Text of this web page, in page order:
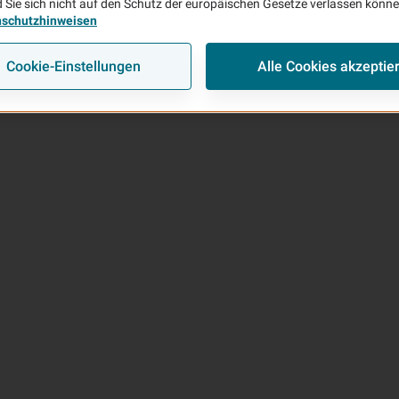
Sie sich nicht auf den Schutz der europäischen Gesetze verlassen
Cookie-Einstellungen Alle Cookies